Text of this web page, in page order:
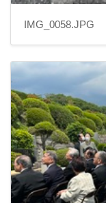
IMG_0058.JPG